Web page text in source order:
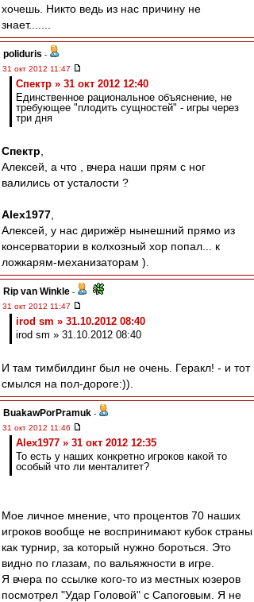
хочешь. Никто ведь из нас причину не
знает.......
poliduris -
31 окт 2012 11:47
Спектр » 31 окт 2012 12:40
Единственное рациональное объяснение, не
требующее "плодить сущностей" - игры через
три дня
Спектр
Алексей, а что , вчера наши прям с ног
валились от усталости ?
Alex1977
Алексей, у нас дирижёр нынешний прямо из
консерватории в колхозный хор попал... к
ложкарям-механизаторам ).
Rip van Winkle -
31 окт 2012 11:47
irod sm » 31.10.2012 08:40
irod sm » 31.10.2012 08:40
И там тимбилдинг был не очень. Геракл! - и тот
смылся на пол-дороге:)).
BuakawPorPramuk -
31 окт 2012 11:46
Alex1977 » 31 окт 2012 12:35
То есть у наших конкретно игроков какой то
особый что ли менталитет?
Мое личное мнение, что процентов 70 наших
игроков вообще не воспринимают кубок страны
как турнир, за который нужно бороться. Это
видно по глазам, по вальяжности в игре.
Я вчера по ссылке кого-то из местных юзеров
посмотрел "Удар Головой" с Сапоговым. Я не